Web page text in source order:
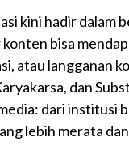
kini hadir dalam
bisa
atau langganan
dan
dari institusi
lebih merata